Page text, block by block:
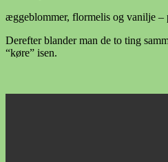
æggeblommer, flormelis og vanilje –
Derefter blander man de to ting
“køre” isen.